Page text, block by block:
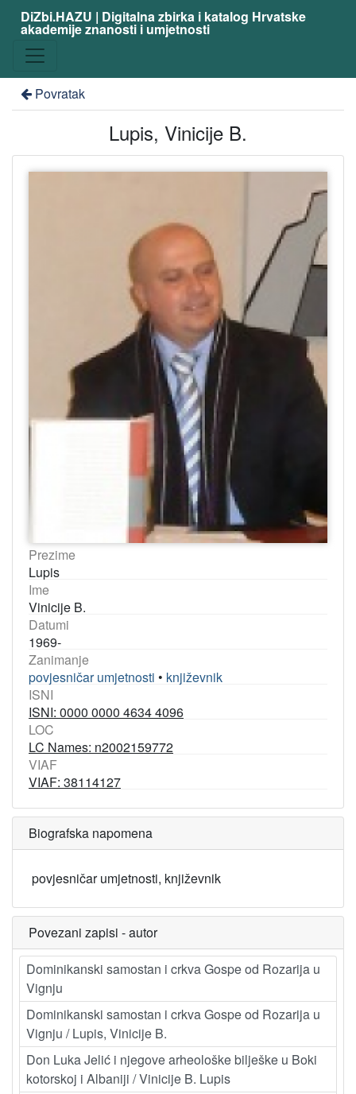
DiZbi.HAZU | Digitalna zbirka i katalog Hrvatske
akademije znanosti i umjetnosti
Povratak
Lupis, Vinicije B.
Prezime
Lupis
Ime
Vinicije B.
Datumi
1969-
Zanimanje
povjesničar umjetnosti • književnik
ISNI
ISNI: 0000 0000 4634 4096
LOC
LC Names: n2002159772
VIAF
VIAF: 38114127
Biografska napomena
povjesničar umjetnosti, književnik
Povezani zapisi - autor
Dominikanski samostan i crkva Gospe od Rozarija u
Vignju
Dominikanski samostan i crkva Gospe od Rozarija u
Vignju / Lupis, Vinicije B.
Don Luka Jelić i njegove arheološke bilješke u Boki
kotorskoj i Albaniji / Vinicije B. Lupis